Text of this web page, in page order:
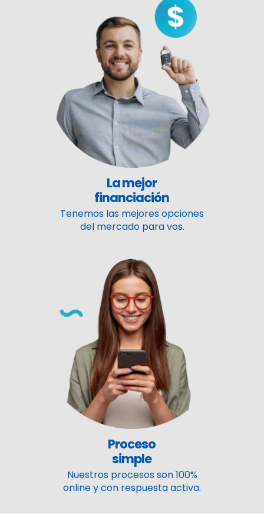
La mejor
financiación
Tenemos las mejores opciones
del mercado para vos.
Proceso
simple
Nuestros procesos son 100%
online y con respuesta activa.